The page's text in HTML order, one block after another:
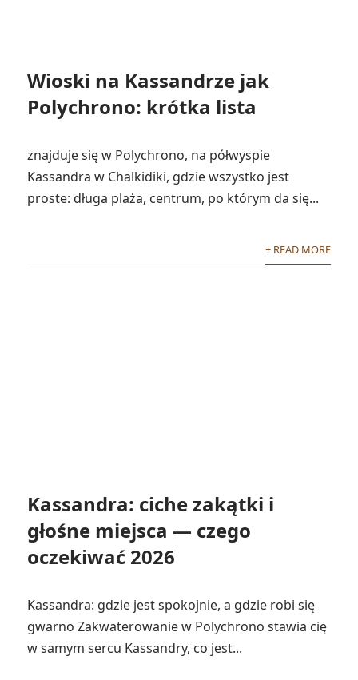
Wioski na Kassandrze jak
Polychrono: krótka lista
znajduje się w Polychrono, na półwyspie
Kassandra w Chalkidiki, gdzie wszystko jest
proste: długa plaża, centrum, po którym da się...
+ READ MORE
Kassandra: ciche zakątki i
głośne miejsca — czego
oczekiwać 2026
Kassandra: gdzie jest spokojnie, a gdzie robi się
gwarno Zakwaterowanie w Polychrono stawia cię
w samym sercu Kassandry, co jest...